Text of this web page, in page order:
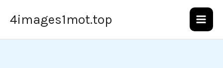
4images1mot.top